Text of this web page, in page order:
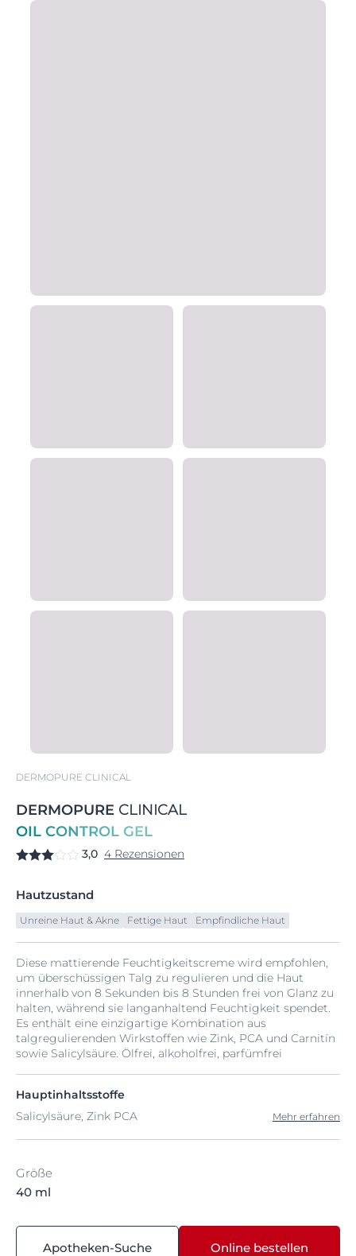
DERMOPURE CLINICAL
DERMOPURE CLINICAL
OIL CONTROL GEL
3,0 4 Rezensionen
Hautzustand
Unreine Haut & Akne Fettige Haut Empfindliche Haut
Diese mattierende Feuchtigkeitscreme wird empfohlen,
um überschüssigen Talg zu regulieren und die Haut
innerhalb von 8 Sekunden bis 8 Stunden frei von Glanz zu
halten, während sie langanhaltend Feuchtigkeit spendet.
Es enthält eine einzigartige Kombination aus
talgregulierenden Wirkstoffen wie Zink, PCA und Carnitín
sowie Salicylsäure. Ölfrei, alkoholfrei, parfümfrei
Hauptinhaltsstoffe
Salicylsäure, Zink PCA
Mehr erfahren
Größe
40 ml
Apotheken-Suche Online bestellen